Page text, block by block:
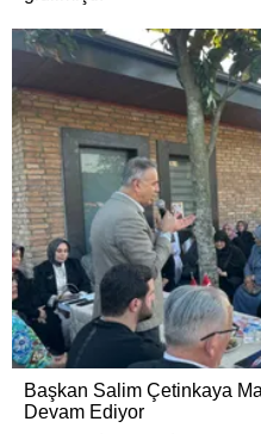
Başkan Salim Çetinkaya
Devam Ediyor